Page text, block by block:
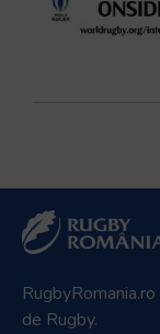
RugbyRomania.ro
de Rugby.